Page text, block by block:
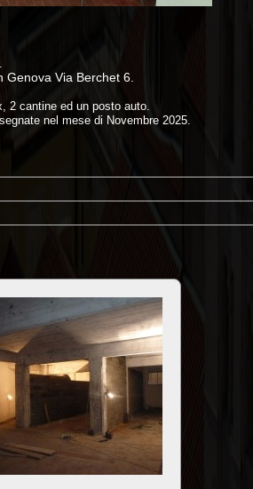
Via Berchet 6.
2 cantine ed un posto auto.
nel mese di Novembre 2025.